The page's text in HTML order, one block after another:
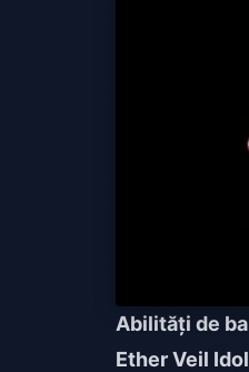
Abilități de
Ether Veil